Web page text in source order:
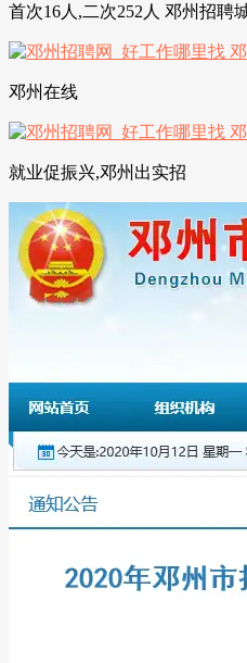
首次16人,二次252人 邓州招聘
邓州在线
就业促振兴,邓州出实招